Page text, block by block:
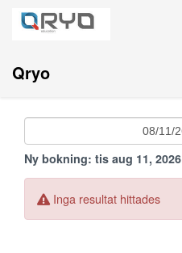
Qryo
Ny bokning: tis aug 11, 2026
Inga resultat hittades